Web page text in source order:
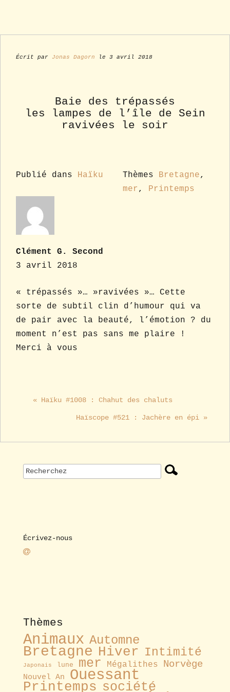
Écrit par Jonas Dagorn le 3 avril 2018
Baie des trépassés
les lampes de l’île de Sein
ravivées le soir
Publié dans Haïku Thèmes Bretagne,
mer , Printemps
Clément G. Second
3 avril 2018
« trépassés »… »ravivées »… Cette
sorte de subtil clin d’humour qui va
de pair avec la beauté, l’émotion ? du
moment n’est pas sans me plaire !
Merci à vous
« Haïku #1008 : Chahut des chaluts
Haïscope #521 : Jachère en épi »
Écrivez-nous
Thèmes
Animaux Automne
Bretagne Hiver Intimité
Japonais lune mer Mégalithes Norvège
Nouvel An Ouessant
Printemps société